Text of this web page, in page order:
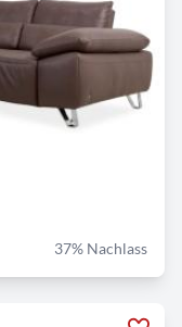
37% Nachlass